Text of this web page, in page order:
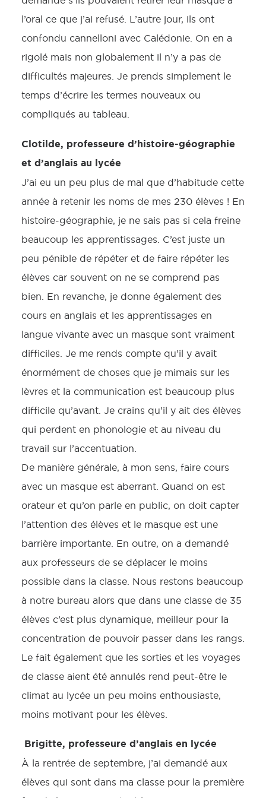
l’oral ce que j’ai refusé. L’autre jour, ils ont
confondu cannelloni avec Calédonie. On en a
rigolé mais non globalement il n’y a pas de
difficultés majeures. Je prends simplement le
temps d’écrire les termes nouveaux ou
compliqués au tableau.
Clotilde, professeure d’histoire-géographie
et d’anglais au lycée
J’ai eu un peu plus de mal que d’habitude cette
année à retenir les noms de mes 230 élèves ! En
histoire-géographie, je ne sais pas si cela freine
beaucoup les apprentissages. C’est juste un
peu pénible de répéter et de faire répéter les
élèves car souvent on ne se comprend pas
bien. En revanche, je donne également des
cours en anglais et les apprentissages en
langue vivante avec un masque sont vraiment
difficiles. Je me rends compte qu’il y avait
énormément de choses que je mimais sur les
lèvres et la communication est beaucoup plus
difficile qu’avant. Je crains qu’il y ait des élèves
qui perdent en phonologie et au niveau du
travail sur l’accentuation.
De manière générale, à mon sens, faire cours
avec un masque est aberrant. Quand on est
orateur et qu’on parle en public, on doit capter
l’attention des élèves et le masque est une
barrière importante. En outre, on a demandé
aux professeurs de se déplacer le moins
possible dans la classe. Nous restons beaucoup
à notre bureau alors que dans une classe de 35
élèves c’est plus dynamique, meilleur pour la
concentration de pouvoir passer dans les rangs.
Le fait également que les sorties et les voyages
de classe aient été annulés rend peut-être le
climat au lycée un peu moins enthousiaste,
moins motivant pour les élèves.
Brigitte, professeure d’anglais en lycée
À la rentrée de septembre, j’ai demandé aux
élèves qui sont dans ma classe pour la première